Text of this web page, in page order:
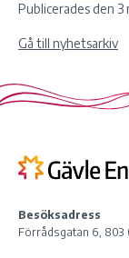
Publicerades den 3
Gå till nyhetsarkiv
Besöksadress
Förrådsgatan 6, 803